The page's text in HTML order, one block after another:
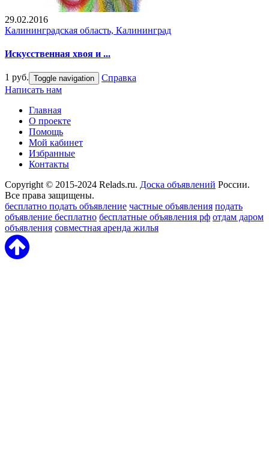
29.02.2016
Калининградская область, Калининград
Искусственная хвоя и ...
1 руб. Toggle navigation
Справка
Написать нам
Главная
О проекте
Помощь
Мой кабинет
Избранные
Контакты
Copyright © 2015-2024 Relads.ru. Доска объявлений России.
Все права защищены.
бесплатно подать объявление частные объявления подать
объявление бесплатно бесплатные объявления рф отдам даром
объявления совместная аренда жилья